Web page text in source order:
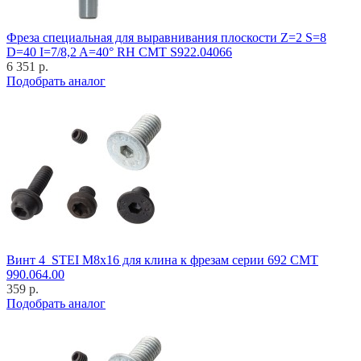
Фреза специальная для выравнивания плоскости Z=2 S=8
D=40 I=7/8,2 A=40° RH CMT S922.04066
6 351 р.
Подобрать аналог
Винт 4_STEI M8x16 для клина к фрезам серии 692 CMT
990.064.00
359 р.
Подобрать аналог